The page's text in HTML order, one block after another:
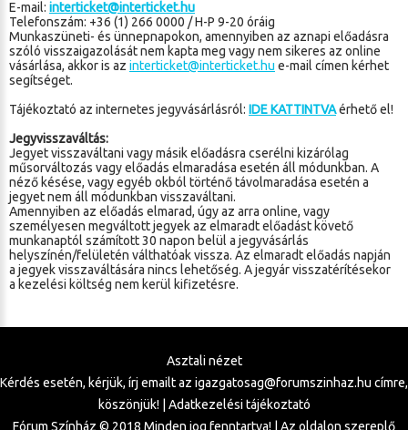
E-mail: interticket@interticket.hu
Telefonszám: +36 (1) 266 0000 / H-P 9-20 óráig
Munkaszüneti- és ünnepnapokon, amennyiben az aznapi előadásra
szóló visszaigazolását nem kapta meg vagy nem sikeres az online
vásárlása, akkor is az interticket@interticket.hu e-mail címen kérhet
segítséget.
Tájékoztató az internetes jegyvásárlásról: IDE KATTINTVAérhető el!
Jegyvisszaváltás:
Jegyet visszaváltani vagy másik előadásra cserélni kizárólag
műsorváltozás vagy előadás elmaradása esetén áll módunkban. A
néző késése, vagy egyéb okból történő távolmaradása esetén a
jegyet nem áll módunkban visszaváltani.
Amennyiben az előadás elmarad, úgy az arra online, vagy
személyesen megváltott jegyek az elmaradt előadást követő
munkanaptól számított 30 napon belül a jegyvásárlás
helyszínén/felületén válthatóak vissza. Az elmaradt előadás napján
a jegyek visszaváltására nincs lehetőség. A jegyár visszatérítésekor
a kezelési költség nem kerül kifizetésre.
Asztali nézet
Kérdés esetén, kérjük, írj emailt az igazgatosag@forumszinhaz.hu címre,
köszönjük! | Adatkezelési tájékoztató
Fórum Színház © 2018 Minden jog fenntartva! | Az oldalon szereplő